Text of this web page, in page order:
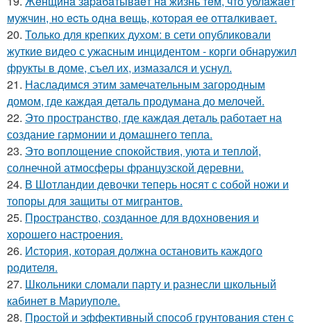
мужчин, нo ecть oднa вeщь, кoтopaя ee oттaлкивaeт.
20. Только для крепких духом: в сети опубликовали
жуткие видео с ужасным инцидентом - корги обнаружил
фрукты в доме, съел их, измазался и уснул.
21. Насладимся этим замечательным загородным
домом, где каждая деталь продумана до мелочей.
22. Это пространство, где каждая деталь работает на
создание гармонии и домашнего тепла.
23. Это воплощение спокойствия, уюта и теплой,
солнечной атмосферы французской деревни.
24. В Шотландии девочки теперь носят с собой ножи и
топоры для защиты от мигрантов.
25. Пространство, созданное для вдохновения и
хорошего настроения.
26. История, которая должна остановить каждого
родителя.
27. Школьники сломали парту и разнесли школьный
кабинет в Мариуполе.
28. Простой и эффективный способ грунтования стен с